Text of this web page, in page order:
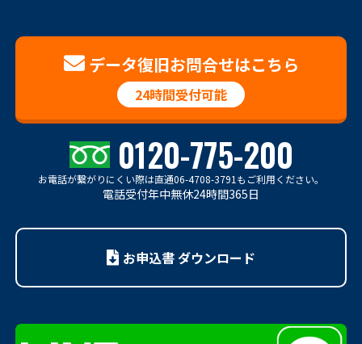
データ復旧お問合せはこちら
24時間受付可能
0120-775-200
お電話が繋がりにくい際は直通06-4708-3791もご利用ください。
電話受付年中無休24時間365日
お申込書 ダウンロード